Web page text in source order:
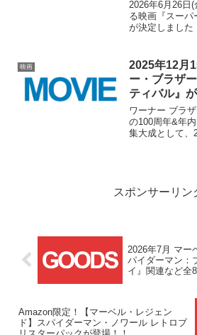
2026年6月26日
る映画『スーパ
が決定しました
は原作コミック
マン・...
映画
2025年12月
ー・ブラザ
ティバル』
開催！『ダ
も！！
ワーナー ブラ
の100周年&年
集大成として、
スポンサーリン
2026年7月 マー
パイダーマン：
イ』関連など全
Amazon限定！【マーベル・レジェン
ド】スパイダーマン・ノワール レトロブ